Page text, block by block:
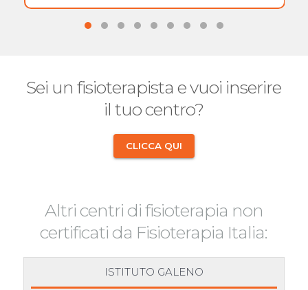
Sei un fisioterapista e vuoi inserire
il tuo centro?
CLICCA QUI
Altri centri di fisioterapia non
certificati da Fisioterapia Italia:
ISTITUTO GALENO